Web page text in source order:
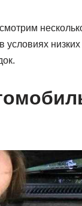
условиях